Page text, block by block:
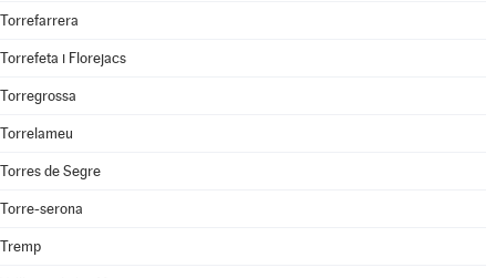
Torrefarrera
Torrefeta i Florejacs
Torregrossa
Torrelameu
Torres de Segre
Torre-serona
Tremp